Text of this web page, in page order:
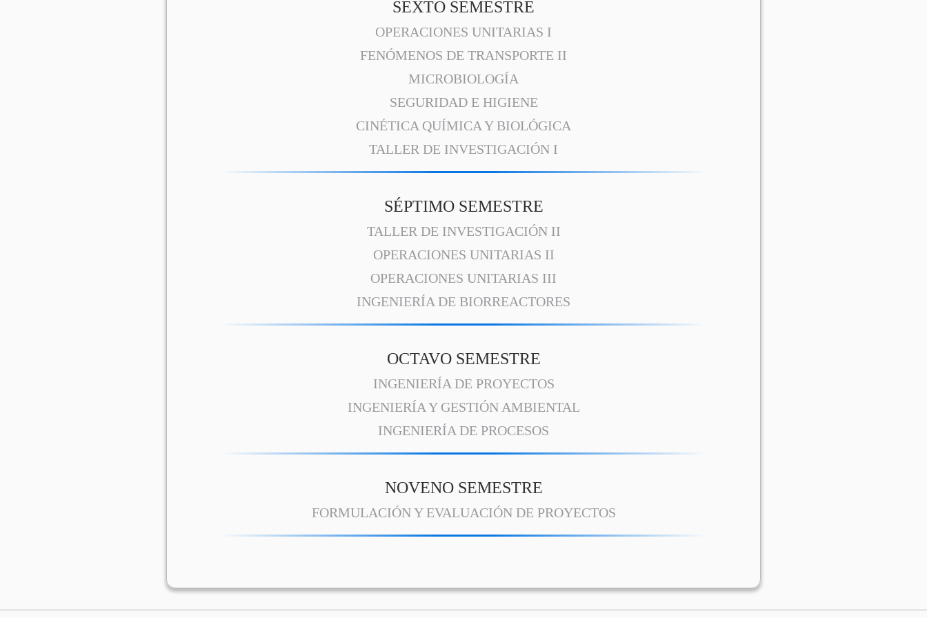
SEXTO SEMESTRE
OPERACIONES UNITARIAS I
FENÓMENOS DE TRANSPORTE II
MICROBIOLOGÍA
SEGURIDAD E HIGIENE
CINÉTICA QUÍMICA Y BIOLÓGICA
TALLER DE INVESTIGACIÓN I
SÉPTIMO SEMESTRE
TALLER DE INVESTIGACIÓN II
OPERACIONES UNITARIAS II
OPERACIONES UNITARIAS III
INGENIERÍA DE BIORREACTORES
OCTAVO SEMESTRE
INGENIERÍA DE PROYECTOS
INGENIERÍA Y GESTIÓN AMBIENTAL
INGENIERÍA DE PROCESOS
NOVENO SEMESTRE
FORMULACIÓN Y EVALUACIÓN DE PROYECTOS